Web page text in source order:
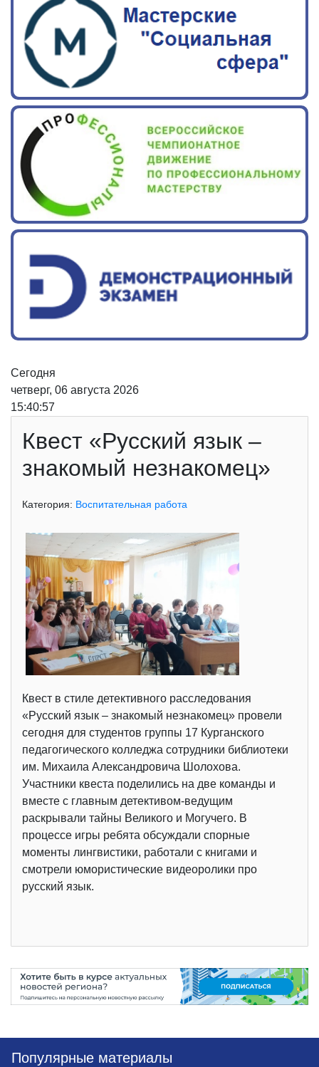
Сегодня
четверг, 06 августа 2026
15:40:57
Квест «Русский язык –
знакомый незнакомец»
Категория: Воспитательная работа
Квест в стиле детективного расследования
«Русский язык – знакомый незнакомец» провели
сегодня для студентов группы 17 Курганского
педагогического колледжа сотрудники библиотеки
им. Михаила Александровича Шолохова.
Участники квеста поделились на две команды и
вместе с главным детективом-ведущим
раскрывали тайны Великого и Могучего. В
процессе игры ребята обсуждали спорные
моменты лингвистики, работали с книгами и
смотрели юмористические видеоролики про
русский язык.
Популярные материалы